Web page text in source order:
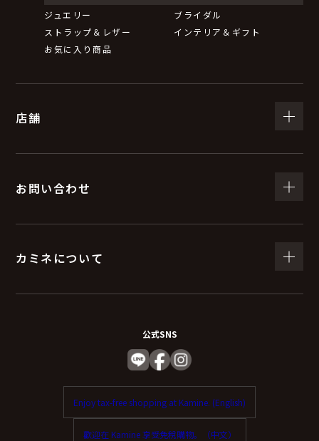
ジュエリー
ブライダル
ストラップ＆レザー
インテリア＆ギフト
お気に入り商品
店舗
お問い合わせ
カミネについて
公式SNS
Enjoy tax-free shopping at Kamine. (English)
歡迎在 Kamine 享受免稅購物。（中文）